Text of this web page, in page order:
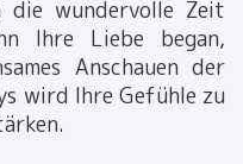
wundervolle Zeit
Ihre Liebe began,
Anschauen der
wird Ihre Gefühle zu